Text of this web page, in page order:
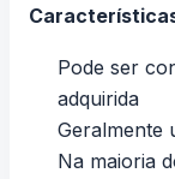
Pode ser
adquirida
Geralmente
Na maioria